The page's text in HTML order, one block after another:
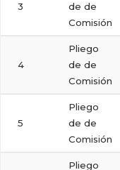
3
de de
Comisión
4
Pliego
de de
Comisión
5
Pliego
de de
Comisión
Pliego